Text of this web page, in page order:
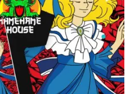
$280.00